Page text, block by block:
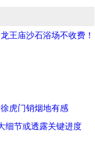
王庙沙石浴场不收费！
虎门销烟地有感
细节或透露关键进度